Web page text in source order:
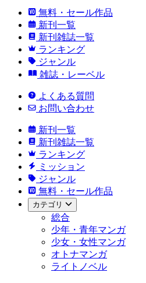
無料・セール作品
新刊一覧
新刊雑誌一覧
ランキング
ジャンル
雑誌・レーベル
よくある質問
お問い合わせ
新刊一覧
新刊雑誌一覧
ランキング
ミッション
ジャンル
無料・セール作品
カテゴリ
総合
少年・青年マンガ
少女・女性マンガ
オトナマンガ
ライトノベル